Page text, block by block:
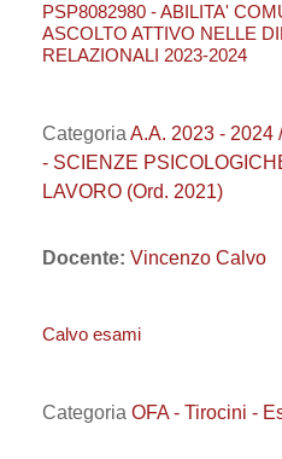
PSP8082980 - ABILITA'
ASCOLTO ATTIVO NELLE
RELAZIONALI 2023-2024
Categoria A.A. 2023 - 2024
- SCIENZE
LAVORO (Ord. 2021)
Docente: Vincenzo Calvo
Calvo esami
Categoria OFA - Tirocini -